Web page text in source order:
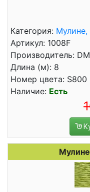
Категория: Мулине,
Артикул: 1008F
Производитель:
Длина (м): 8
Номер цвета: S800
Наличие: Есть